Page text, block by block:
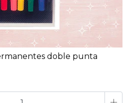
doble punta